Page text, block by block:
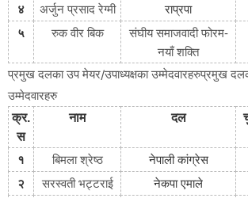
४
अर्जुन प्रसाद रेग्मी राप्रपा
५
रुक वीर बिक
संघीय समाजवादी फोरम-
नयाँ शक्ति
प्रमुख दलका उप मेयर/उपाध्यक्षका उम्मेदवारहरुप्रमुख
उम्मेदवारहरु
क्र.
स
नाम दल
१ बिमला श्रेष्ठ नेपाली कांग्रेस
२
सरस्वती भट्टराई नेकपा एमाले